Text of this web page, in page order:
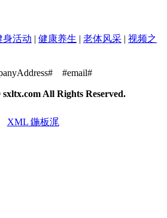
身活动 | 健康养生 | 老体风采 | 视频之
#email#
All Rights Reserved.
XML 鍦板浘